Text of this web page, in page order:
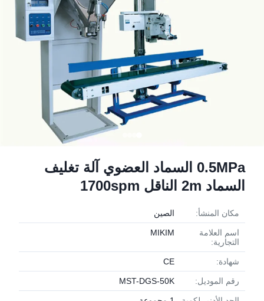
0.5MPa السماد العضوي آلة تغليف
السماد 2m الناقل 1700spm
مكان المنشأ: الصين
اسم العلامة
التجارية:
MIKIM
شهادة: CE
رقم الموديل: MST-DGS-50K